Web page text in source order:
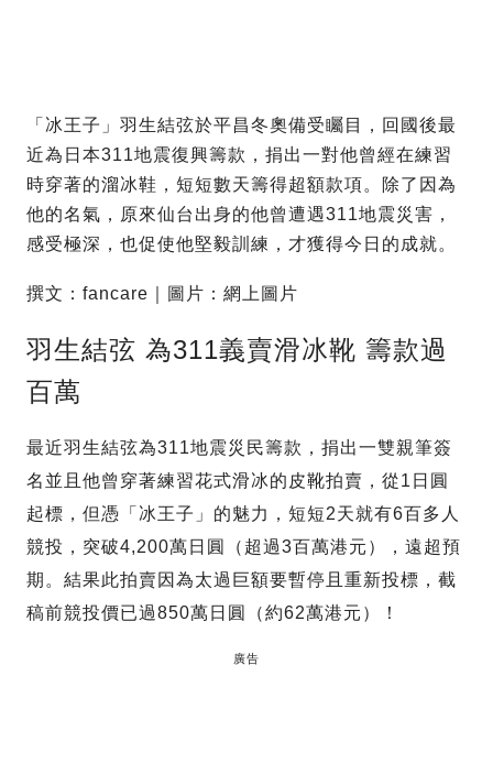
「冰王子」羽生結弦於平昌冬奧備受矚目，回國後最
近為日本311地震復興籌款，捐出一對他曾經在練習
時穿著的溜冰鞋，短短數天籌得超額款項。除了因為
他的名氣，原來仙台出身的他曾遭遇311地震災害，
感受極深，也促使他堅毅訓練，才獲得今日的成就。
撰文：fancare｜圖片：網上圖片
羽生結弦 為311義賣滑冰靴 籌款過
百萬
最近羽生結弦為311地震災民籌款，捐出一雙親筆簽
名並且他曾穿著練習花式滑冰的皮靴拍賣，從1日圓
起標，但憑「冰王子」的魅力，短短2天就有6百多人
競投，突破4,200萬日圓（超過3百萬港元），遠超預
期。結果此拍賣因為太過巨額要暫停且重新投標，截
稿前競投價已過850萬日圓（約62萬港元）！
廣告